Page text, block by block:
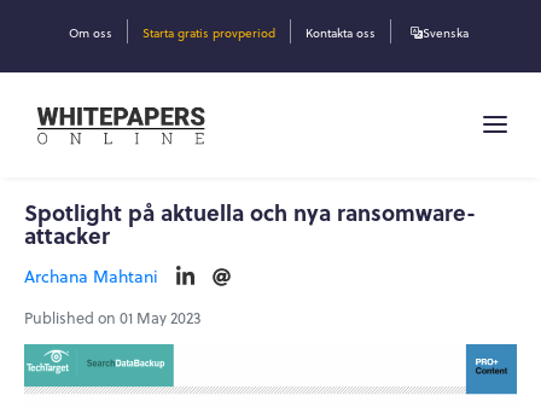
Om oss Starta gratis provperiod Kontakta oss Svenska
Spotlight på aktuella och nya ransomware-
attacker
Archana Mahtani
Published on 01 May 2023